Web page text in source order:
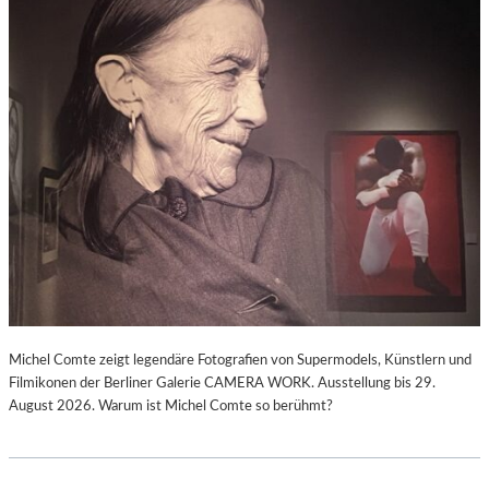
Michel Comte zeigt legendäre Fotografien von Supermodels, Künstlern und
Filmikonen der Berliner Galerie CAMERA WORK. Ausstellung bis 29.
August 2026. Warum ist Michel Comte so berühmt?